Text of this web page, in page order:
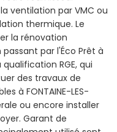
ventilation par VMC ou
thermique. Le
la rénovation
par l'Éco Prêt à
RGE, qui
des travaux de
à FONTAINE-LES-
ou encore installer
Garant de